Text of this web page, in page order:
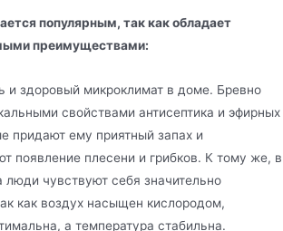
популярным, так как обладает
преимуществами:
и здоровый микроклимат в доме. Бревно
свойствами антисептика и эфирных
придают ему приятный запах и
появление плесени и грибков. К тому же, в
люди чувствуют себя значительно
как воздух насыщен кислородом,
а температура стабильна.